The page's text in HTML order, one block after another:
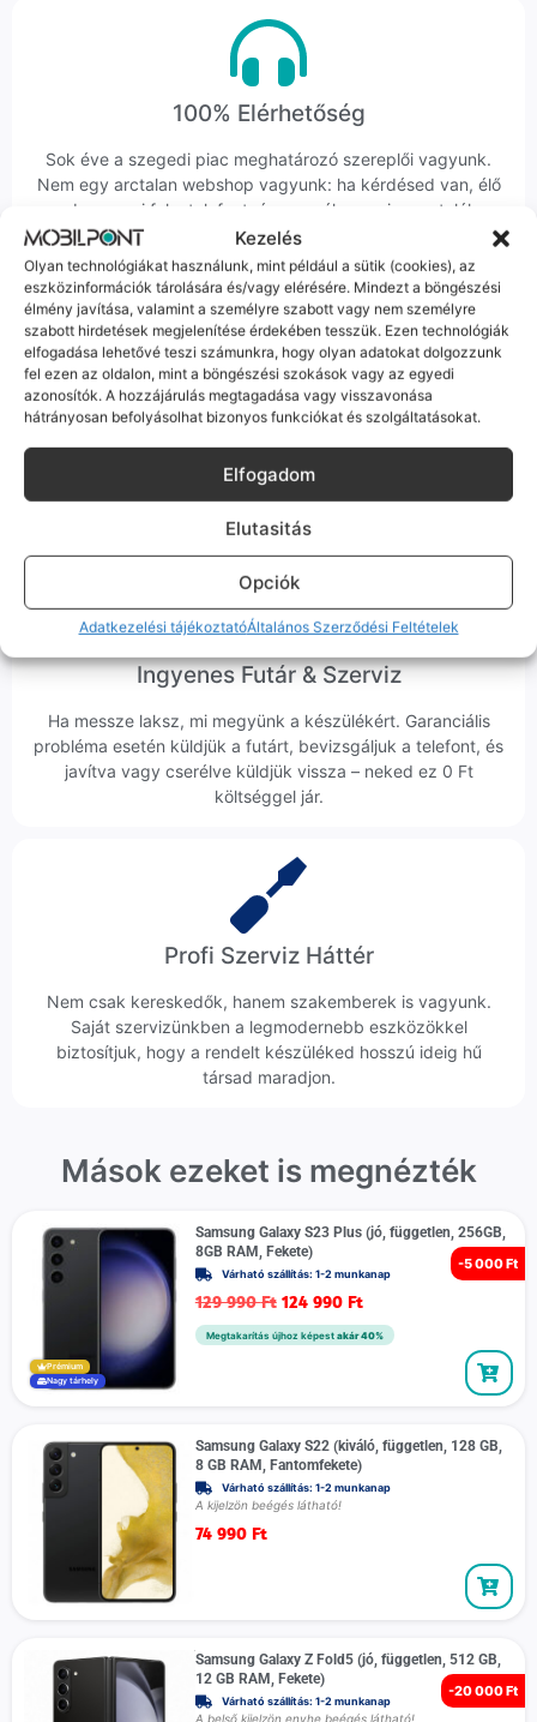
Kezelés
Olyan technológiákat használunk, mint például a sütik (cookies), az
eszközinformációk tárolására és/vagy elérésére. Mindezt a böngészési
élmény javítása, valamint a személyre szabott vagy nem személyre
szabott hirdetések megjelenítése érdekében tesszük. Ezen technológiák
elfogadása lehetővé teszi számunkra, hogy olyan adatokat dolgozzunk
fel ezen az oldalon, mint a böngészési szokások vagy az egyedi
azonosítók. A hozzájárulás megtagadása vagy visszavonása
hátrányosan befolyásolhat bizonyos funkciókat és szolgáltatásokat.
Elfogadom
Elutasitás
Opciók
Adatkezelési tájékoztatóÁltalános Szerződési Feltételek
100% Elérhetőség
Sok éve a szegedi piac meghatározó szereplői vagyunk.
Nem egy arctalan webshop vagyunk: ha kérdésed van, élő
ember veszi fel a telefont, és személyesen is megtalálsz
minket Szegeden.
Korrekt Ügyintézés
Ha ritkán előfordul egy hiba, nem kifogásokat keresünk,
hanem megoldást. Szakértő kollégáink azonnal kézbe
veszik az ügyedet.
Ingyenes Futár & Szerviz
Ha messze laksz, mi megyünk a készülékért. Garanciális
probléma esetén küldjük a futárt, bevizsgáljuk a telefont, és
javítva vagy cserélve küldjük vissza – neked ez 0 Ft
költséggel jár.
Profi Szerviz Háttér
Nem csak kereskedők, hanem szakemberek is vagyunk.
Saját szervizünkben a legmodernebb eszközökkel
biztosítjuk, hogy a rendelt készüléked hosszú ideig hű
társad maradjon.
Mások ezeket is megnézték
-5 000 Ft
Prémium
Nagy tárhely
Samsung Galaxy S23 Plus (jó, független, 256GB,
8GB RAM, Fekete)
Várható szállítás: 1-2 munkanap
129 990Ft 124 990 Ft
Megtakarítás újhoz képest akár 40%
Samsung Galaxy S22 (kiváló, független, 128 GB,
8 GB RAM, Fantomfekete)
Várható szállítás: 1-2 munkanap
A kijelzön beégés látható!
74 990 Ft
-20 000 Ft
Samsung Galaxy Z Fold5 (jó, független, 512 GB,
12 GB RAM, Fekete)
Várható szállítás: 1-2 munkanap
A belső kijelzön enyhe beégés látható!